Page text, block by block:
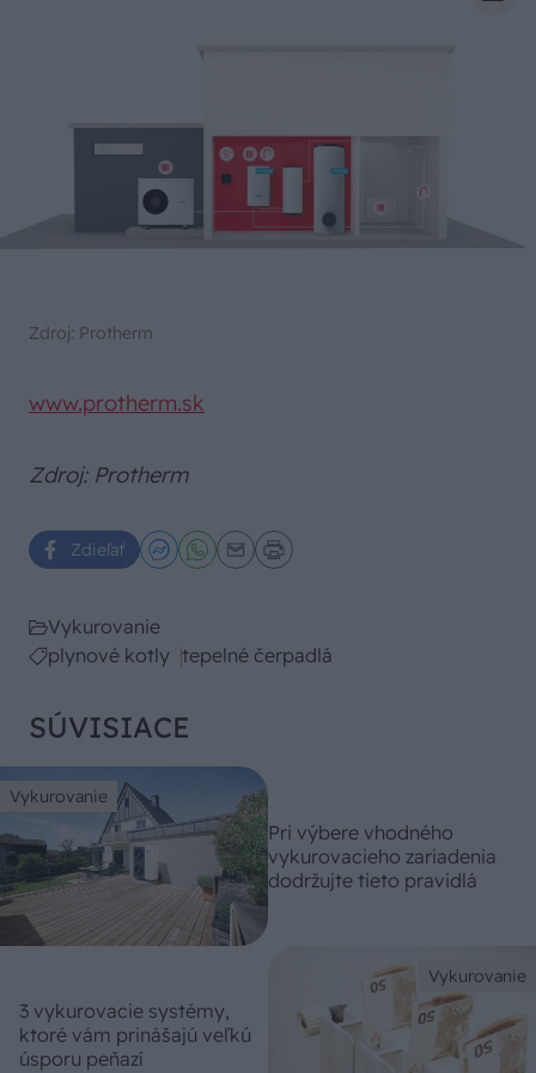
Zdroj: Protherm
www.protherm.sk
Zdroj: Protherm
Zdieľať
Vykurovanie
plynové kotly tepelné čerpadlá
SÚVISIACE
Vykurovanie
Pri výbere vhodného
vykurovacieho zariadenia
dodržujte tieto pravidlá
Vykurovanie
3 vykurovacie systémy,
ktoré vám prinášajú veľkú
úsporu peňazí